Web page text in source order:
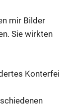
mir Bilder
Sie wirkten
Konterfei